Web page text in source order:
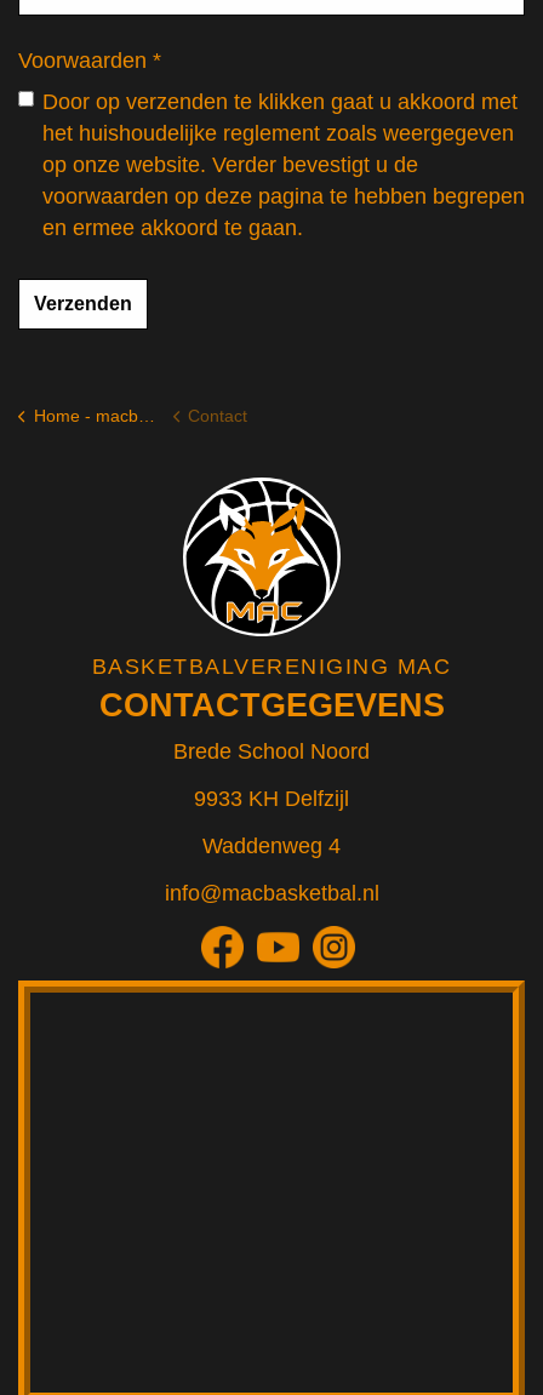
Voorwaarden *
Door op verzenden te klikken gaat u akkoord met
het huishoudelijke reglement zoals weergegeven
op onze website. Verder bevestigt u de
voorwaarden op deze pagina te hebben begrepen
en ermee akkoord te gaan.
Verzenden
Home - macbasketbal.nl Contact
BASKETBALVERENIGING MAC
CONTACTGEGEVENS
Brede School Noord
9933 KH Delfzijl
Waddenweg 4
info@macbasketbal.nl